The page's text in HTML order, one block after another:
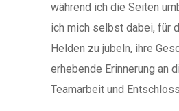
während ich die Seiten
ich mich selbst dabei, für
Helden zu jubeln, ihre
erhebende Erinnerung an
Teamarbeit und